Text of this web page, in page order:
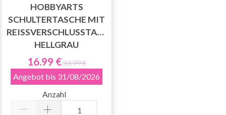
HOBBYARTS
SCHULTERTASCHE MIT
REISSVERSCHLUSSTASCHE, H
ELLGRAU
16.99 €33.99 €
Angebot bis 31/08/2026
Anzahl